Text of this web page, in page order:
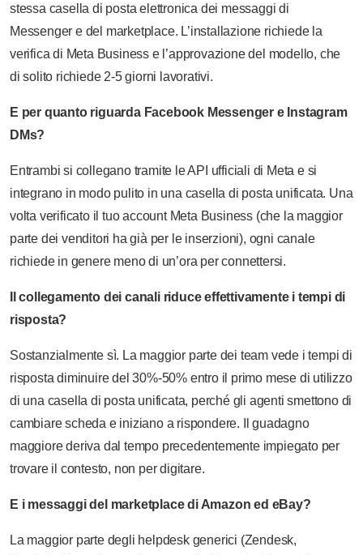
stessa casella di posta elettronica dei messaggi di
Messenger e del marketplace. L’installazione richiede la
verifica di Meta Business e l’approvazione del modello, che
di solito richiede 2-5 giorni lavorativi.
E per quanto riguarda Facebook Messenger e Instagram
DMs?
Entrambi si collegano tramite le API ufficiali di Meta e si
integrano in modo pulito in una casella di posta unificata. Una
volta verificato il tuo account Meta Business (che la maggior
parte dei venditori ha già per le inserzioni), ogni canale
richiede in genere meno di un’ora per connettersi.
Il collegamento dei canali riduce effettivamente i tempi di
risposta?
Sostanzialmente sì. La maggior parte dei team vede i tempi di
risposta diminuire del 30%-50% entro il primo mese di utilizzo
di una casella di posta unificata, perché gli agenti smettono di
cambiare scheda e iniziano a rispondere. Il guadagno
maggiore deriva dal tempo precedentemente impiegato per
trovare il contesto, non per digitare.
E i messaggi del marketplace di Amazon ed eBay?
La maggior parte degli helpdesk generici (Zendesk,